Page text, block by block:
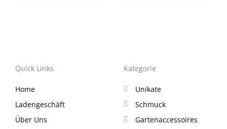
Quick Links
Home
Ladengeschäft
Über Uns
Kategorie
Unikate
Schmuck
Gartenaccessoires